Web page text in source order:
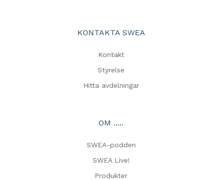
KONTAKTA SWEA
Kontakt
Styrelse
Hitta avdelningar
OM .....
SWEA-podden
SWEA Live!
Produkter